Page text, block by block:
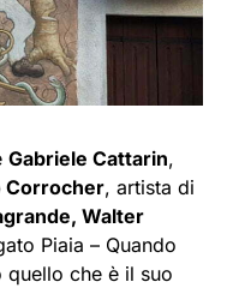
Gabriele Cattarin,
Corrocher, artista di
Walter
Piaia – Quando
quello che è il suo